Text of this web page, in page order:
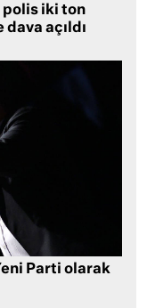
polis iki ton
açıldı
Parti olarak